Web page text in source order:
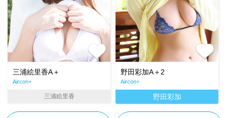
三浦絵里香A＋
Aircon+
三浦絵里香
野田彩加A＋2
Aircon+
野田彩加